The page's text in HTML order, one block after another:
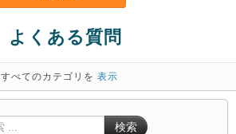
よくある質問
すべてのカテゴリを 表示
検索